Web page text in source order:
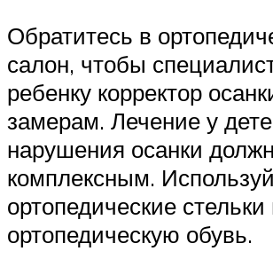
Обратитесь в
салон, чтобы
ребенку корректор
замерам. Лечение у
нарушения осанки
комплексным.
ортопедические
ортопедическую обувь.